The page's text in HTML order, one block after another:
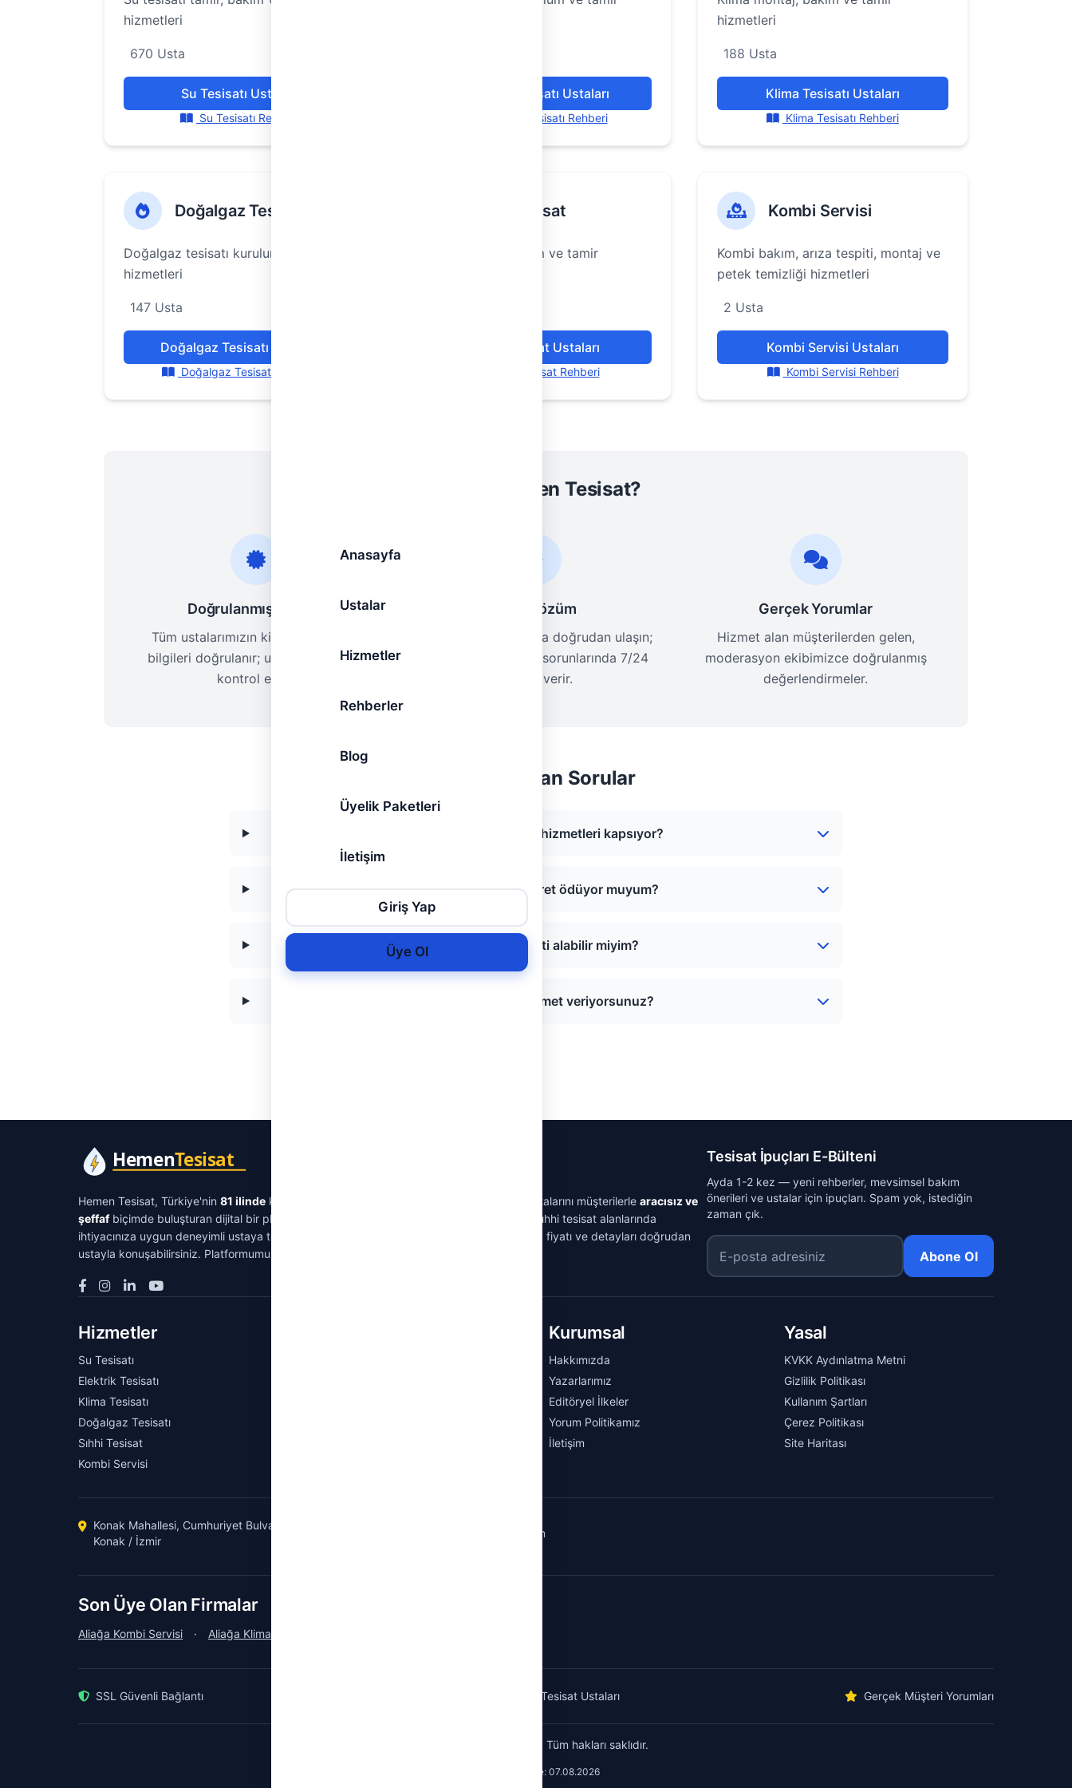
Anasayfa
Ustalar
Hizmetler
Rehberler
Blog
Üyelik Paketleri
İletişim
Giriş Yap
Üye Ol
hizmetleri
670 Usta
Su Tesisatı Ustaları
Su Tesisatı Rehberi
Elektrik Tesisatı Ustaları
Elektrik Tesisatı Rehberi
hizmetleri
188 Usta
Klima Tesisatı Ustaları
Klima Tesisatı Rehberi
Doğalgaz Tesisatı
Doğalgaz tesisatı kurulum ve bakım
hizmetleri
147 Usta
Doğalgaz Tesisatı Ustaları
Doğalgaz Tesisatı Rehberi
Sıhhi Tesisat
Sıhhi tesisat kurulum ve tamir
Sıhhi Tesisat Ustaları
Sıhhi Tesisat Rehberi
Kombi Servisi
Kombi bakım, arıza tespiti, montaj ve
petek temizliği hizmetleri
2 Usta
Kombi Servisi Ustaları
Kombi Servisi Rehberi
Neden Hemen Tesisat?
Doğrulanmış Ustalar
Tüm ustalarımızın kimlik ve iletişim
bilgileri doğrulanır; uzmanlık alanları
kontrol edilir.
Hızlı Çözüm
Bölgenizdeki ustalara doğrudan ulaşın;
birçoğu acil tesisat sorunlarında 7/24
hizmet verir.
Gerçek Yorumlar
Hizmet alan müşterilerden gelen,
moderasyon ekibimizce doğrulanmış
değerlendirmeler.
Sıkça Sorulan Sorular
Hemen Tesisat hangi hizmetleri kapsıyor?
Hizmet almak için ücret ödüyor muyum?
Acil tesisat hizmeti alabilir miyim?
Hangi şehirlerde hizmet veriyorsunuz?
Hemen Tesisat, Türkiye'nin 81 ilinde kimlik ve iletişim doğrulamasından geçmiş tesisat ustalarını müşterilerle aracısız ve
şeffafbiçimde buluşturan dijital bir platformdur. Su tesisatı, elektrik, klima, doğalgaz ve sıhhi tesisat alanlarında
ihtiyacınıza uygun deneyimli ustaya tek tıkla ulaşabilir; gerçek müşteri yorumlarını okuyup fiyatı ve detayları doğrudan
ustayla konuşabilirsiniz. Platformumuz aracılık ücreti almaz.
Tesisat İpuçları E-Bülteni
Ayda 1-2 kez — yeni rehberler, mevsimsel bakım
önerileri ve ustalar için ipuçları. Spam yok, istediğin
zaman çık.
E-posta adresiniz
Abone Ol
Hizmetler
Su Tesisatı
Elektrik Tesisatı
Klima Tesisatı
Doğalgaz Tesisatı
Sıhhi Tesisat
Kombi Servisi
Kurumsal
Hakkımızda
Yazarlarımız
Editöryel İlkeler
Yorum Politikamız
İletişim
Yasal
KVKK Aydınlatma Metni
Gizlilik Politikası
Kullanım Şartları
Çerez Politikası
Site Haritası
Konak Mahallesi, Cumhuriyet Bulvarı No:1, 35260
Konak / İzmir
iletisim@hementesisat.com
Son Üye Olan Firmalar
Aliağa Kombi Servisi · Aliağa Klima Servisi
SSL Güvenli Bağlantı Doğrulanmış Tesisat Ustaları Gerçek Müşteri Yorumları
© 2026 HemenTesisat. Tüm hakları saklıdır.
Son güncelleme: 07.08.2026